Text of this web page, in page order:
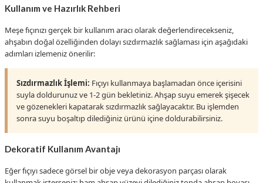
Kullanım ve Hazırlık Rehberi
Meşe fıçınızı gerçek bir kullanım aracı olarak değerlendirecekseniz,
ahşabın doğal özelliğinden dolayı sızdırmazlık sağlaması için aşağıdaki
adımları izlemeniz önerilir:
Sızdırmazlık İşlemi: Fıçıyı kullanmaya başlamadan önce içerisini
suyla doldurunuz ve 1-2 gün bekletiniz. Ahşap suyu emerek şişecek
ve gözenekleri kapatarak sızdırmazlık sağlayacaktır. Bu işlemden
sonra suyu boşaltıp dilediğiniz ürünü içine doldurabilirsiniz.
Dekoratif Kullanım Avantajı
Eğer fıçıyı sadece görsel bir obje veya dekorasyon parçası olarak